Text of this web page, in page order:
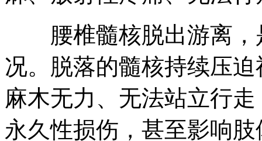
腰椎髓核脱出游离，
况。脱落的髓核持续压
麻木无力、无法站立行
永久性损伤，甚至影响